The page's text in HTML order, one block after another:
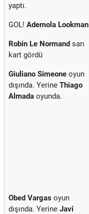
yaptı.
GOL! Ademola Lookman
Robin Le Normand sarı
kart gördü
Giuliano Simeone oyun
dışında. Yerine Thiago
Almada oyunda.
Obed Vargas oyun
dışında. Yerine Javi